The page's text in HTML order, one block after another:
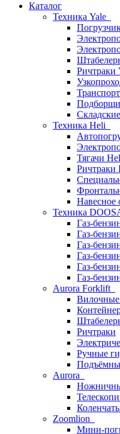
Каталог
Техника Yale
Ричтраки
Техника Heli
Тягачи
Ричтраки
Навесное
Техника
Газ-
Газ-
Газ-
Газ-
Газ-
Газ-
Aurora Forklift
Вилочные
Ричтраки
Ручные
Aurora
Zoomlion
Мини-